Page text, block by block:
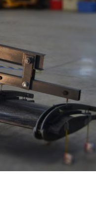
CONFORT
PILOTAGE
SÉCURITÉ
SPÉCIFICATIONS
TECHNIQUES
brefs